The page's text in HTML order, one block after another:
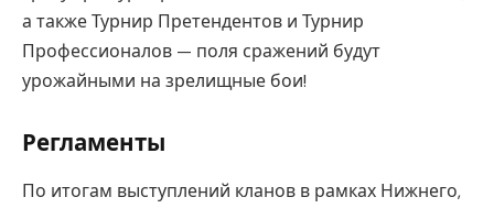
а также Турнир Претендентов и Турнир
Профессионалов — поля сражений будут
урожайными на зрелищные бои!
Регламенты
По итогам выступлений кланов в рамках Нижнего,